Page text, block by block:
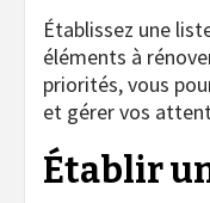
Établissez une
éléments à
priorités, vous
et gérer vos
Établir